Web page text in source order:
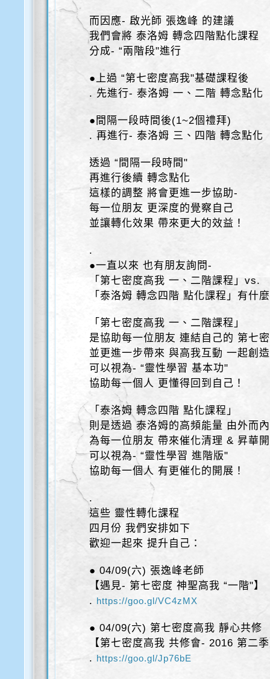
而因應- 啟光師 張逸峰 的建議
我們會將 泰洛姆 轉念四階點化課程
分成- “兩階段"進行
●上過 “第七密度高我"基礎課程後
. 先進行- 泰洛姆 一、二階 轉念點化
●間隔一段時間後(1~2個禮拜)
. 再進行- 泰洛姆 三、四階 轉念點化
透過 “間隔一段時間"
再進行後續 轉念點化
這樣的調整 將會更進一步協助-
每一位朋友 更深度的覺察自己
並讓轉化效果 帶來更大的效益！
.
●一直以來 也有朋友詢問-
「第七密度高我 一、二階課程」vs.
「泰洛姆 轉念四階 點化課程」有什
「第七密度高我 一、二階課程」
是協助每一位朋友 連結自己的 第七
並更進一步帶來 與高我互動 一起創
可以視為- “靈性學習 基本功"
協助每一個人 更懂得回到自己！
「泰洛姆 轉念四階 點化課程」
則是透過 泰洛姆的高頻能量 由外而內
為每一位朋友 帶來催化清理 & 昇華
可以視為- “靈性學習 進階版"
協助每一個人 有更催化的開展！
.
這些 靈性轉化課程
四月份 我們安排如下
歡迎一起來 提升自己：
● 04/09(六) 張逸峰老師
【遇見- 第七密度 神聖高我 “一階"】
. https://goo.gl/VC4zMX
● 04/09(六) 第七密度高我 靜心共修
【第七密度高我 共修會- 2016 第二
. https://goo.gl/Jp76bE